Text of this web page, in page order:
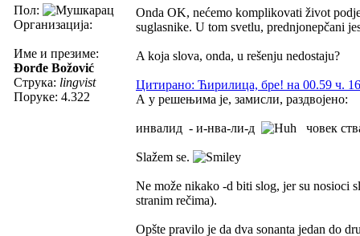
Пол:
Организација:
Име и презиме:
Đorđe Božović
Струка: lingvist
Поруке: 4.322
Onda OK, nećemo komplikovati život
suglasnike. U tom svetlu, prednjonepčani
A koja slova, onda, u rešenju nedostaju?
Цитирано: Ћирилица, бре! на 00.59 ч.
А у решењима је, замисли, раздвојено:
инвалид - и-нва-ли-д човек
Slažem se.
Ne može nikako -d biti slog, jer su nosioci
stranim rečima).
Opšte pravilo je da dva sonanta jedan do